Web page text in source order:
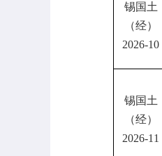
锡国土
（经）
2026-10
锡国土
（经）
2026-11